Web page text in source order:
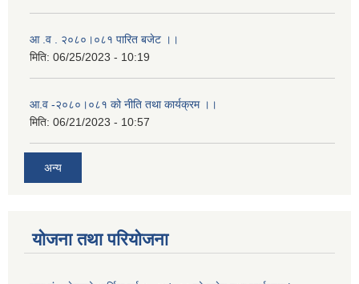
आ .व . २०८०।०८१ पारित बजेट ।।
मिति: 06/25/2023 - 10:19
आ.व -२०८०।०८१ को नीति तथा कार्यक्रम ।।
मिति: 06/21/2023 - 10:57
अन्य
योजना तथा परियोजना